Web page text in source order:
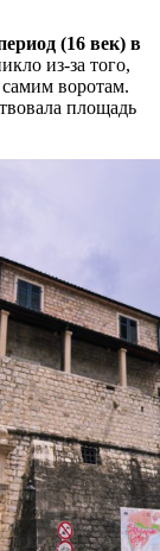
(16 век) в
из-за того,
воротам.
площадь